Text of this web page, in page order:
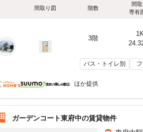
間取り図 階数
間取
専有
3階
1K
バス・トイレ別
ほか提供
ガーデンコート東府中の賃貸物件